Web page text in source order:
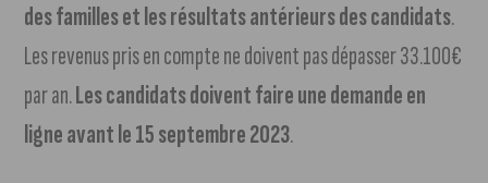
des familles et les résultats antérieurs des candidats.
Les revenus pris en compte ne doivent pas dépasser 33.100€
par an.Les candidats doivent faire une demande en
ligne avant le 15 septembre 2023.